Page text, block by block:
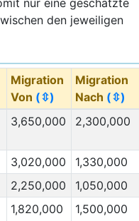
wenig)
Anshan, Baotou),
die meisten Städte
im Jahr
2040
mit 65 Millionen
2027 bis 2030
und Guangzhou die
Pearl River Delta City
Städte Peking und
Zukunft die
Städte
nur eine geschätzte
den jeweiligen
Migration
Von (⇳)
Migration
Nach (⇳)
3,650,000 2,300,000
3,020,000
1,330,000
2,250,000
1,050,000
1,820,000 1,500,000